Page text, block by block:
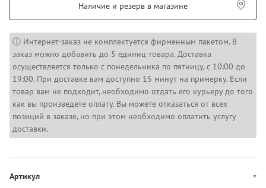
Наличие и резерв в магазине
ⓘ Интернет-заказ не комплектуется фирменным пакетом. В
заказ можно добавить до 5 единиц товара. Доставка
осуществляется только с понедельника по пятницу, с 10:00 до
19:00. При доставке вам доступно 15 минут на примерку. Если
товар вам не подходит, необходимо отдать его курьеру до того
как вы произведете оплату. Вы можете отказаться от всех
позиций в заказе, но при этом необходимо оплатить услугу
доставки.
Артикул